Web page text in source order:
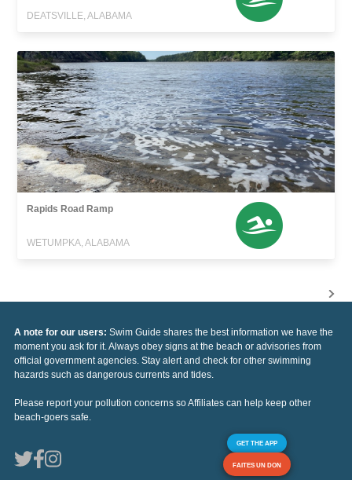
DEATSVILLE, ALABAMA
Rapids Road Ramp
WETUMPKA, ALABAMA
A note for our users: Swim Guide shares the best information we have the
moment you ask for it. Always obey signs at the beach or advisories from
official government agencies. Stay alert and check for other swimming
hazards such as dangerous currents and tides.
Please report your pollution concerns so Affiliates can help keep other
beach-goers safe.
GET THE APP
FAITES UN DON